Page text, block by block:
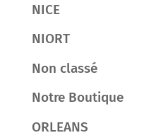
NICE
NIORT
Non classé
Notre Boutique
ORLEANS